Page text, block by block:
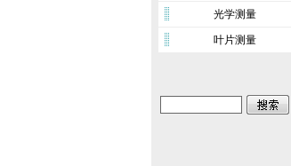
光学测量
叶片测量